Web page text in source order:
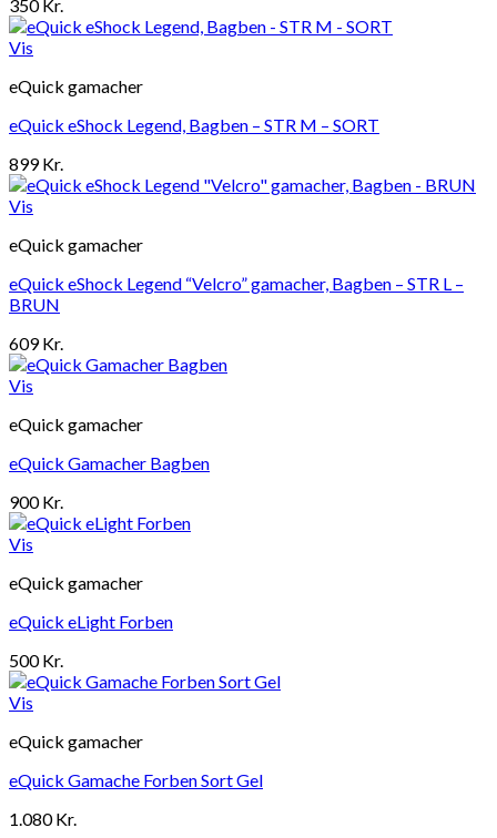
350 Kr.
Vis
eQuick gamacher
eQuick eShock Legend, Bagben – STR M – SORT
899Kr.
Vis
eQuick gamacher
eQuick eShock Legend “Velcro” gamacher, Bagben – STR L –
BRUN
609Kr.
Vis
eQuick gamacher
eQuick Gamacher Bagben
900Kr.
Vis
eQuick gamacher
eQuick eLight Forben
500Kr.
Vis
eQuick gamacher
eQuick Gamache Forben Sort Gel
1.080Kr.